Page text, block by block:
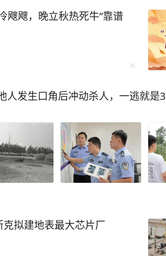
飕飕，晚立秋热死牛”靠谱
人发生口角后冲动杀人，一逃就是
拟建地表最大芯片厂